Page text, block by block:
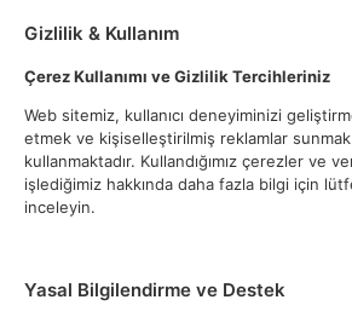
Gizlilik & Kullanım
Çerez Kullanımı ve Gizlilik Tercihleriniz
Web sitemiz, kullanıcı deneyiminizi
etmek ve kişiselleştirilmiş reklamlar sunmak
kullanmaktadır. Kullandığımız çerezler ve
işlediğimiz hakkında daha fazla bilgi için
inceleyin.
Yasal Bilgilendirme ve Destek